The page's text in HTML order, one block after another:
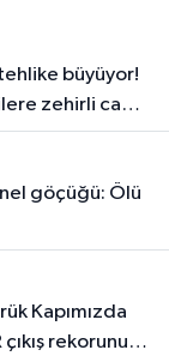
zehirli canlı
rekorunu